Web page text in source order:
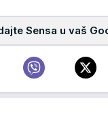
Sensa u vaš